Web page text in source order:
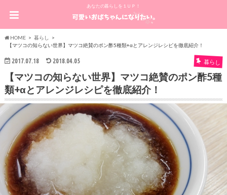
あなたの暮らしを１ＵＰ！
HOME
暮らし
【マツコの知らない世界】マツコ絶賛のポン酢5種類+αとアレンジレシピを徹底紹介！
2017.07.18 2018.04.05 暮らし
【マツコの知らない世界】マツコ絶賛のポン酢5種
類+αとアレンジレシピを徹底紹介！